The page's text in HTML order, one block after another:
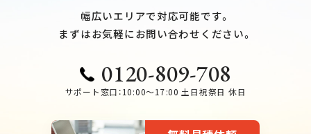
幅広いエリアで対応可能です。
まずはお気軽にお問い合わせください。
0120-809-708
サポート窓口：10:00～17:00 土日祝祭日 休日